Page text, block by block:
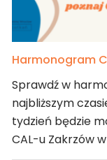
Harmonogram
Sprawdź w
najbliższym
tydzień będzie
CAL-u Zakrzów